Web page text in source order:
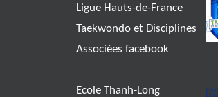
Ligue Hauts-de-France
Taekwondo et Disciplines
Associées facebook
Ecole Thanh-Long